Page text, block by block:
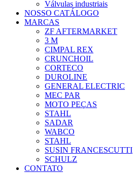
Válvulas industriais
NOSSO CATÁLOGO
MARCAS
ZF AFTERMARKET
3 M
CIMPAL REX
CRUNCHOIL
CORTECO
DUROLINE
GENERAL ELECTRIC
MEC PAR
MOTO PEÇAS
STAHL
SADAR
WABCO
STAHL
SUSIN FRANCESCUTTI
SCHULZ
CONTATO